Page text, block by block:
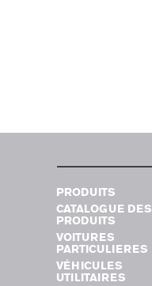
PRODUITS
CATALOGUE DES
PRODUITS
VOITURES
PARTICULIERES
VÉHICULES
UTILITAIRES